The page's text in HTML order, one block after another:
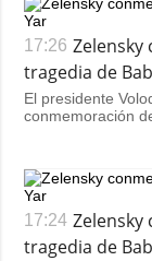
17:26 Zelensky
tragedia de
El presidente
conmemoración
17:24 Zelensky
tragedia de